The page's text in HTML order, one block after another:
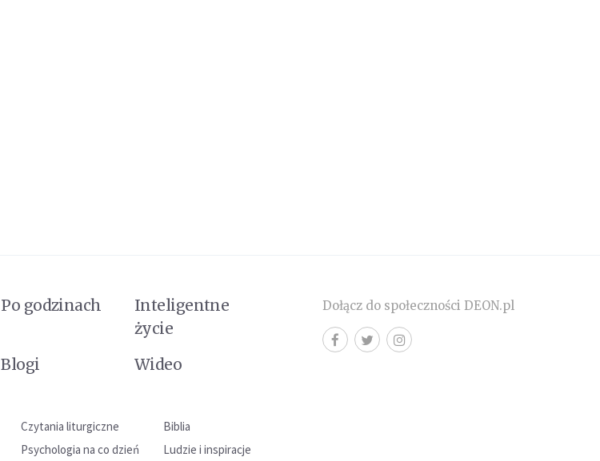
Po godzinach
Inteligentne
życie
Blogi Wideo
Czytania liturgiczne
Biblia
Psychologia na co dzień Ludzie i inspiracje
Dołącz do społeczności DEON.pl